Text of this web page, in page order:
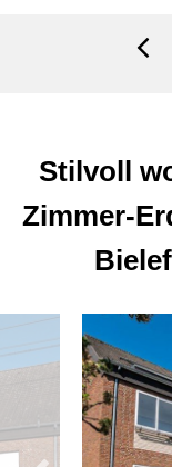
Stilvoll
Zimmer-